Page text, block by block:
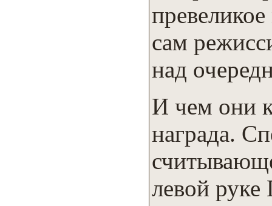
сам
над
И чем они
награда.
левой руке